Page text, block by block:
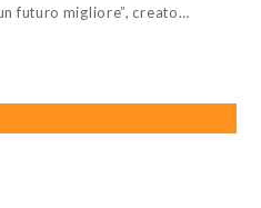
futuro migliore”, creato…